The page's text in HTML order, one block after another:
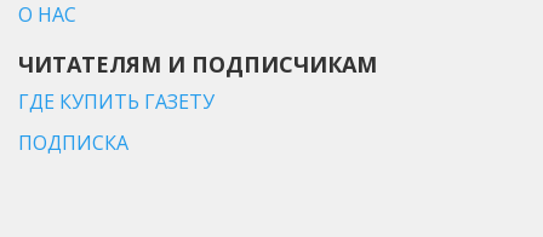
О НАС
ЧИТАТЕЛЯМ И ПОДПИСЧИКАМ
ГДЕ КУПИТЬ ГАЗЕТУ
ПОДПИСКА